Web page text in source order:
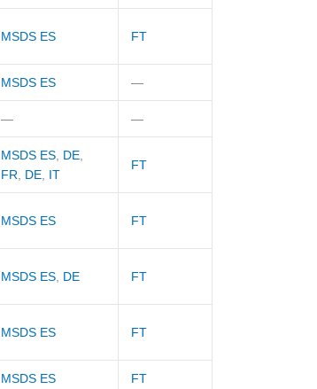
MSDS ES FT
MSDS ES —
— —
MSDS ES, DE,
FR, DE, IT
FT
MSDS ES FT
MSDS ES, DE FT
MSDS ES FT
MSDS ES FT